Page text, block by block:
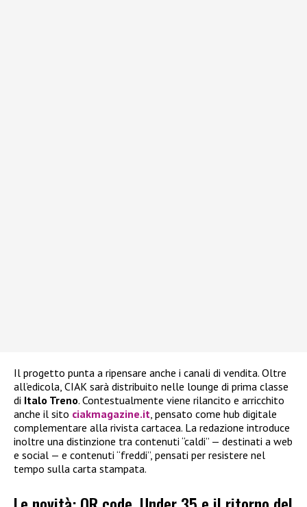
Il progetto punta a ripensare anche i canali di vendita. Oltre
all’edicola, CIAK sarà distribuito nelle lounge di prima classe
di Italo Treno. Contestualmente viene rilancito e arricchito
anche il sito ciakmagazine.it, pensato come hub digitale
complementare alla rivista cartacea. La redazione introduce
inoltre una distinzione tra contenuti “caldi” — destinati a web
e social — e contenuti “freddi”, pensati per resistere nel
tempo sulla carta stampata.